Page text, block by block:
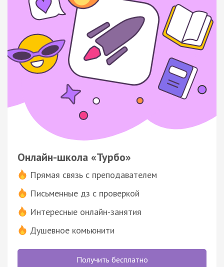
Онлайн-школа «Турбо»
Прямая связь с преподавателем
Письменные дз с проверкой
Интересные онлайн-занятия
Душевное комьюнити
Получить бесплатно